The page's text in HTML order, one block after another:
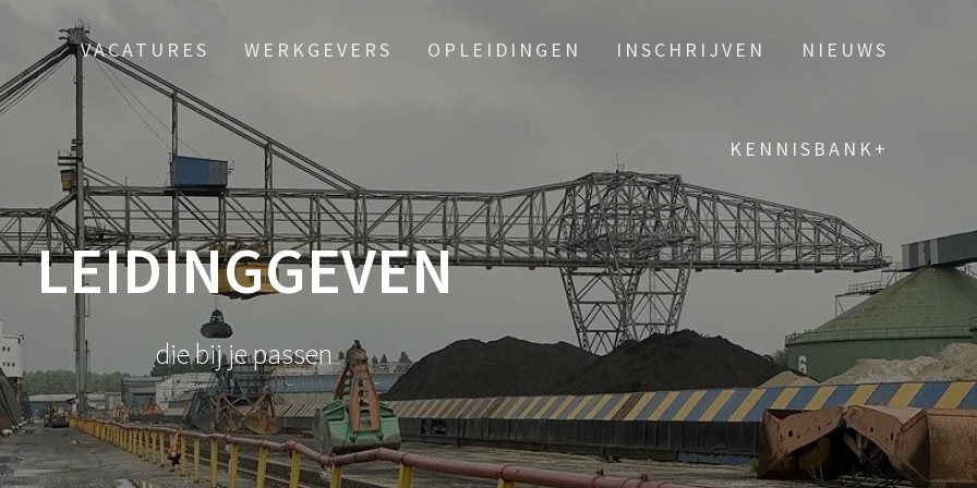
VACATURES WERKGEVERS OPLEIDINGEN INSCHRIJVEN NIEUWS
KENNISBANK+
LEIDINGGEVEN
die bij je passen